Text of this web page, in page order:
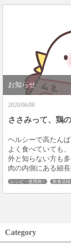
お知らせ
2020/06/08
ささみって、鶏
ヘルシーで高たん
よく食べていても
外と知らない方も
肉の内側にある細長
レシピ・使用例 飲食店
Category